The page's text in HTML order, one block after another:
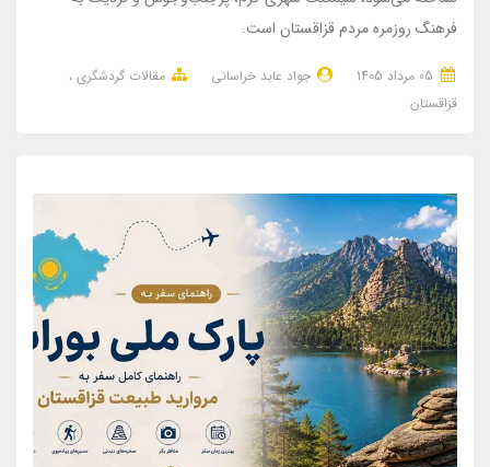
فرهنگ روزمره مردم قزاقستان است.
جواد عابد خراسانی
مقالات گردشگری
قزاقستان